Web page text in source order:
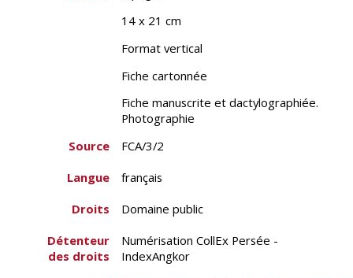
14 x 21 cm
Format vertical
Fiche cartonnée
Fiche manuscrite et dactylographiée.
Photographie
Source
FCA/3/2
Langue
français
Droits
Domaine public
Détenteur
des droits
Numérisation CollEx Persée -
IndexAngkor